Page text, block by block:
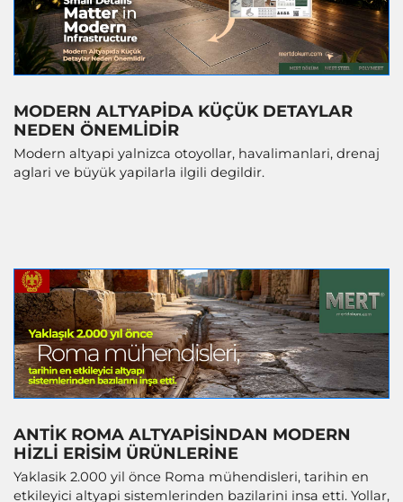
MODERN ALTYAPIDA KÜÇÜK DETAYLAR
NEDEN ÖNEMLIDIR
Modern altyapi yalnizca otoyollar, havalimanlari, drenaj
aglari ve büyük yapilarla ilgili degildir.
ANTIK ROMA ALTYAPISINDAN MODERN
HIZLI ERISIM ÜRÜNLERINE
Yaklasik 2.000 yil önce Roma mühendisleri, tarihin en
etkileyici altyapi sistemlerinden bazilarini insa etti. Yollar,